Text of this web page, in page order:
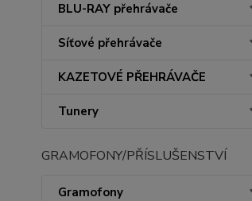
BLU-RAY přehrávače
Síťové přehrávače
KAZETOVÉ PŘEHRÁVAČE
Tunery
GRAMOFONY/PŘÍSLUŠENSTVÍ
Gramofony